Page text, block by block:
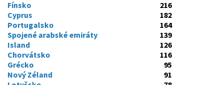
Fínsko
216
Cyprus
182
Portugalsko
164
Spojené arabské emiráty
139
Island
126
Chorvátsko
116
Grécko
95
Nový Zéland
91